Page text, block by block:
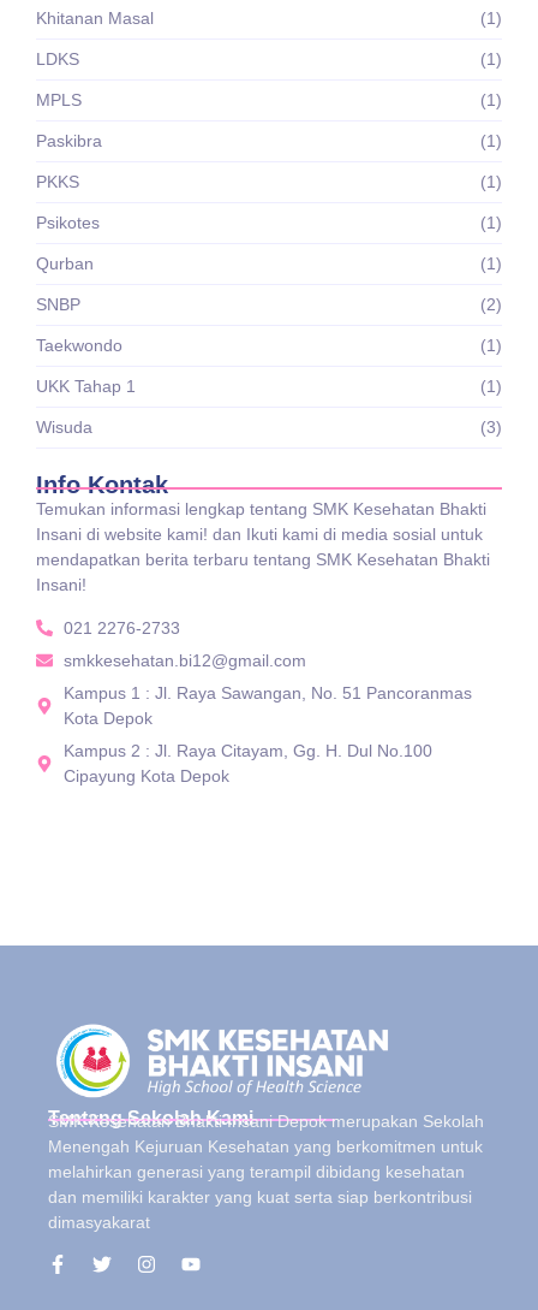
Khitanan Masal (1)
LDKS (1)
MPLS (1)
Paskibra (1)
PKKS (1)
Psikotes (1)
Qurban (1)
SNBP (2)
Taekwondo (1)
UKK Tahap 1 (1)
Wisuda (3)
Info Kontak
Temukan informasi lengkap tentang SMK Kesehatan Bhakti
Insani di website kami! dan Ikuti kami di media sosial untuk
mendapatkan berita terbaru tentang SMK Kesehatan Bhakti
Insani!
021 2276-2733
smkkesehatan.bi12@gmail.com
Kampus 1 : Jl. Raya Sawangan, No. 51 Pancoranmas
Kota Depok
Kampus 2 : Jl. Raya Citayam, Gg. H. Dul No.100
Cipayung Kota Depok
Tentang Sekolah Kami
SMK Kesehatan Bhakti Insani Depok merupakan Sekolah
Menengah Kejuruan Kesehatan yang berkomitmen untuk
melahirkan generasi yang terampil dibidang kesehatan
dan memiliki karakter yang kuat serta siap berkontribusi
dimasyakarat